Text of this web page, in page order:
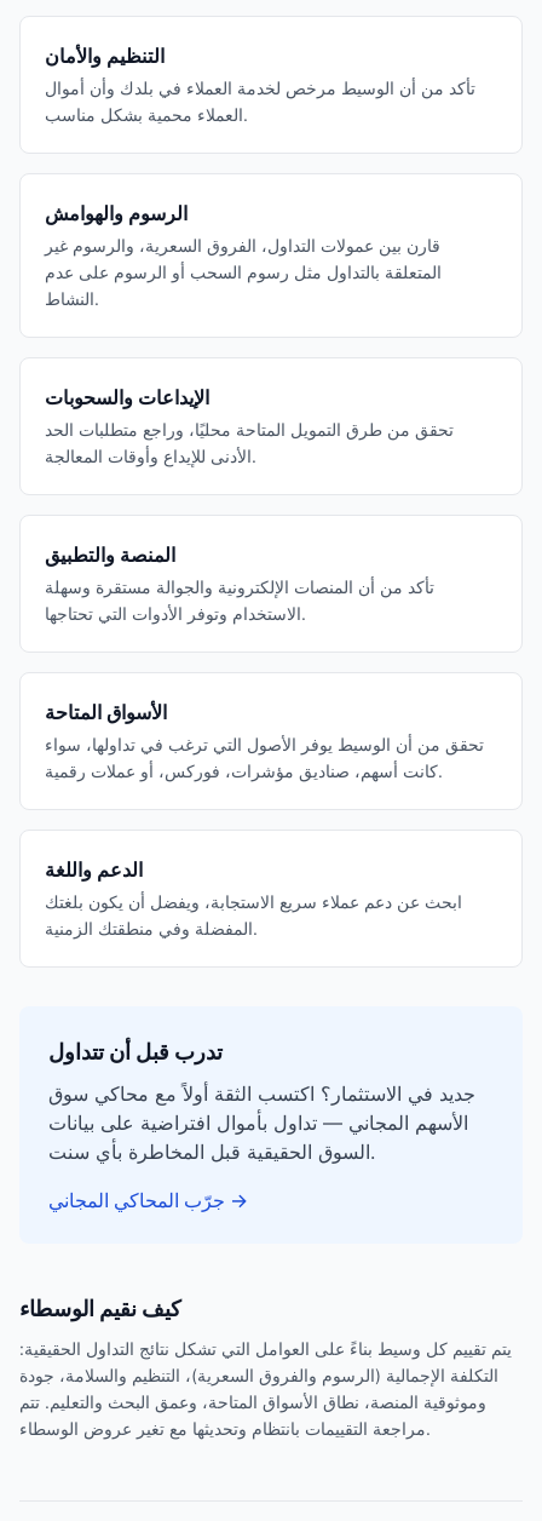
التنظيم والأمان
تأكد من أن الوسيط مرخص لخدمة العملاء في بلدك وأن أموال
العملاء محمية بشكل مناسب.
الرسوم والهوامش
قارن بين عمولات التداول، الفروق السعرية، والرسوم غير
المتعلقة بالتداول مثل رسوم السحب أو الرسوم على عدم
النشاط.
الإيداعات والسحوبات
تحقق من طرق التمويل المتاحة محليًا، وراجع متطلبات الحد
الأدنى للإيداع وأوقات المعالجة.
المنصة والتطبيق
تأكد من أن المنصات الإلكترونية والجوالة مستقرة وسهلة
الاستخدام وتوفر الأدوات التي تحتاجها.
الأسواق المتاحة
تحقق من أن الوسيط يوفر الأصول التي ترغب في تداولها، سواء
كانت أسهم، صناديق مؤشرات، فوركس، أو عملات رقمية.
الدعم واللغة
ابحث عن دعم عملاء سريع الاستجابة، ويفضل أن يكون بلغتك
المفضلة وفي منطقتك الزمنية.
تدرب قبل أن تتداول
جديد في الاستثمار؟ اكتسب الثقة أولاً مع محاكي سوق
الأسهم المجاني — تداول بأموال افتراضية على بيانات
السوق الحقيقية قبل المخاطرة بأي سنت.
جرّب المحاكي المجاني →
كيف نقيم الوسطاء
يتم تقييم كل وسيط بناءً على العوامل التي تشكل نتائج التداول الحقيقية:
التكلفة الإجمالية (الرسوم والفروق السعرية)، التنظيم والسلامة، جودة
وموثوقية المنصة، نطاق الأسواق المتاحة، وعمق البحث والتعليم. تتم
مراجعة التقييمات بانتظام وتحديثها مع تغير عروض الوسطاء.